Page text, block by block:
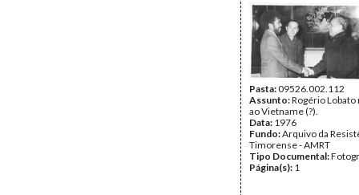
Pasta:09526.002.112
Assunto:Rogério Lobato
ao Vietname (?).
Data: 1976
Fundo:Arquivo da
Timorense - AMRT
Tipo Documental:
Página(s): 1